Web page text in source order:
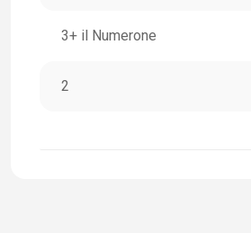
3+ il Numerone
2